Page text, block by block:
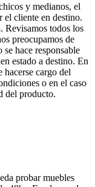
y medianos, el
el cliente en destino.
Revisamos todos los
preocupamos de
hace responsable
estado a destino. En
hacerse cargo del
o en el caso
del producto.
probar muebles